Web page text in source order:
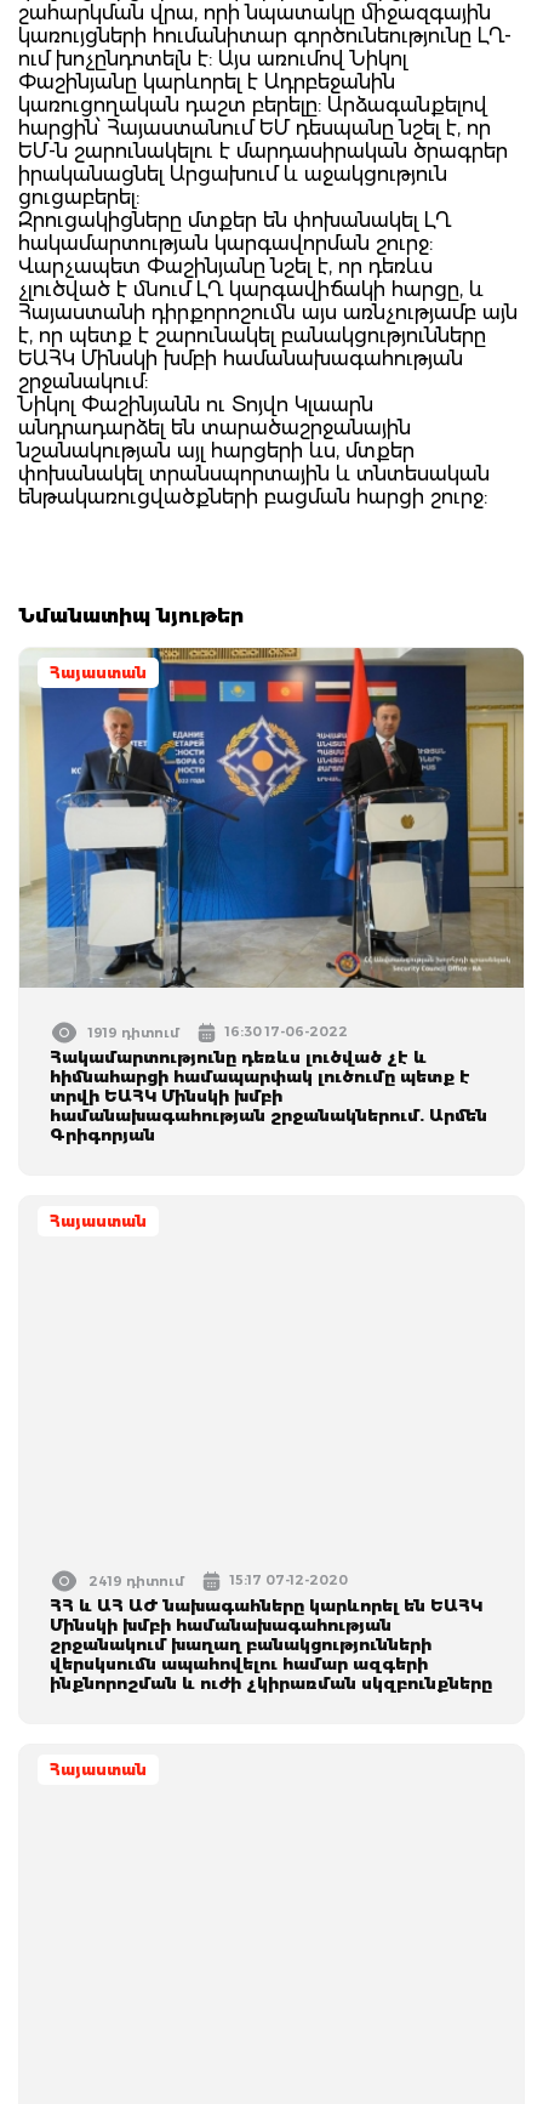
շահարկման վրա, որի նպատակը միջազգային
կառույցների հումանիտար գործունեությունը ԼՂ-
ում խոչընդոտելն է: Այս առումով Նիկոլ
Փաշինյանը կարևորել է Ադրբեջանին
կառուցողական դաշտ բերելը: Արձագանքելով
հարցին՝ Հայաստանում ԵՄ դեսպանը նշել է, որ
ԵՄ-ն շարունակելու է մարդասիրական ծրագրեր
իրականացնել Արցախում և աջակցություն
ցուցաբերել:
Զրուցակիցները մտքեր են փոխանակել ԼՂ
հակամարտության կարգավորման շուրջ:
Վարչապետ Փաշինյանը նշել է, որ դեռևս
չլուծված է մնում ԼՂ կարգավիճակի հարցը, և
Հայաստանի դիրքորոշումն այս առնչությամբ այն
է, որ պետք է շարունակել բանակցությունները
ԵԱՀԿ Մինսկի խմբի համանախագահության
շրջանակում:
Նիկոլ Փաշինյանն ու Տոյվո Կլաարն
անդրադարձել են տարածաշրջանային
նշանակության այլ հարցերի ևս, մտքեր
փոխանակել տրանսպորտային և տնտեսական
ենթակառուցվածքների բացման հարցի շուրջ:
Նմանատիպ նյութեր
Հայաստան
1919 դիտում 16:30 17-06-2022
Հակամարտությունը դեռևս լուծված չէ և
հիմնահարցի համապարփակ լուծումը պետք է
տրվի ԵԱՀԿ Մինսկի խմբի
համանախագահության շրջանակներում. Արմեն
Գրիգորյան
Հայաստան
2419 դիտում 15:17 07-12-2020
ՀՀ և ԱՀ ԱԺ նախագահները կարևորել են ԵԱՀԿ
Մինսկի խմբի համանախագահության
շրջանակում խաղաղ բանակցությունների
վերսկսումն ապահովելու համար ազգերի
ինքնորոշման և ուժի չկիրառման սկզբունքները
Հայաստան